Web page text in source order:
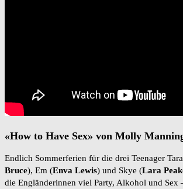
«How to Have Sex» von Molly
Endlich Sommerferien für die drei Teenager
Bruce), Em (Enva Lewis) und Skye (Lara
die Engländerinnen viel Party, Alkohol und Sex